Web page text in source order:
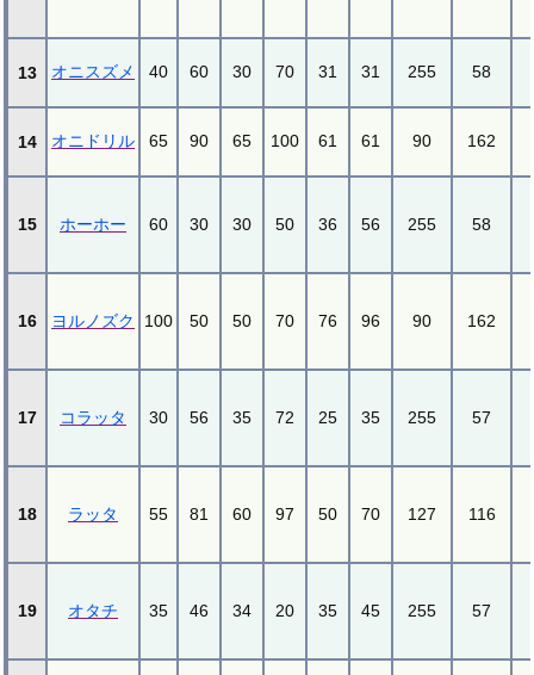
13 オニスズメ 40 60 30 70 31 31 255 58
14 オニドリル 65 90 65 100 61 61 90 162
15 ホーホー 60 30 30 50 36 56 255 58
16 ヨルノズク 100 50 50 70 76 96 90 162
17 コラッタ 30 56 35 72 25 35 255 57
18 ラッタ 55 81 60 97 50 70 127 116
19 オタチ 35 46 34 20 35 45 255 57